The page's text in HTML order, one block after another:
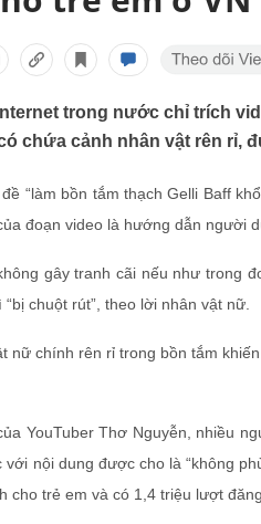
trong nước chỉ trích
chứa cảnh nhân vật rên rỉ,
“làm bồn tắm thạch Gelli Baff
đoạn video là hướng dẫn người
gây tranh cãi nếu như trong
chuột rút”, theo lời nhân vật nữ.
YouTuber Thơ Nguyễn, nhiều
với nội dung được cho là “không
cho trẻ em và có 1,4 triệu lượt